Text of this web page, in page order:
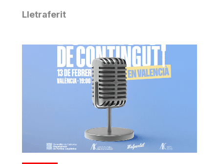
Lletraferit